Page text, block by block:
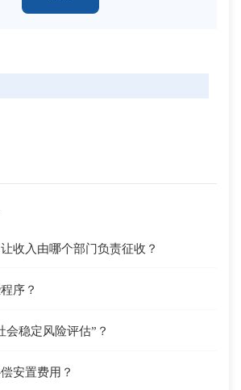
收入由哪个部门负责征收？
序？
会稳定风险评估”？
安置费用？